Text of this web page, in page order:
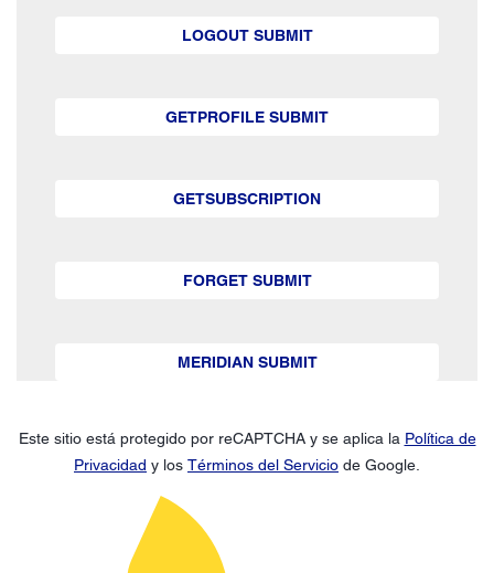
LOGOUT SUBMIT
GETPROFILE SUBMIT
GETSUBSCRIPTION
FORGET SUBMIT
MERIDIAN SUBMIT
Este sitio está protegido por reCAPTCHA y se aplica la Política de
Privacidad y los Términos del Servicio de Google.